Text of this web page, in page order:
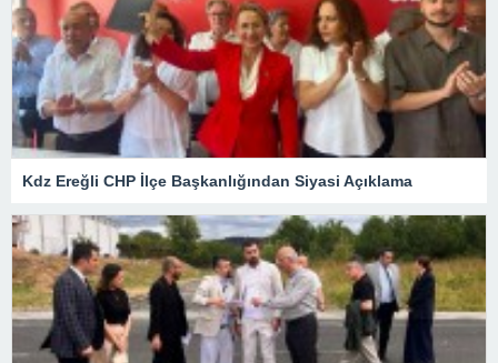
Kdz Ereğli CHP İlçe Başkanlığından Siyasi Açıklama